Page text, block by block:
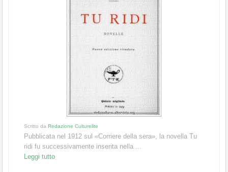
Scritto da Redazione Culturelite
Pubblicata nel 1912 sul «Corriere della sera», la novella Tu
ridi fu successivamente inserita nella ...
Leggi tutto